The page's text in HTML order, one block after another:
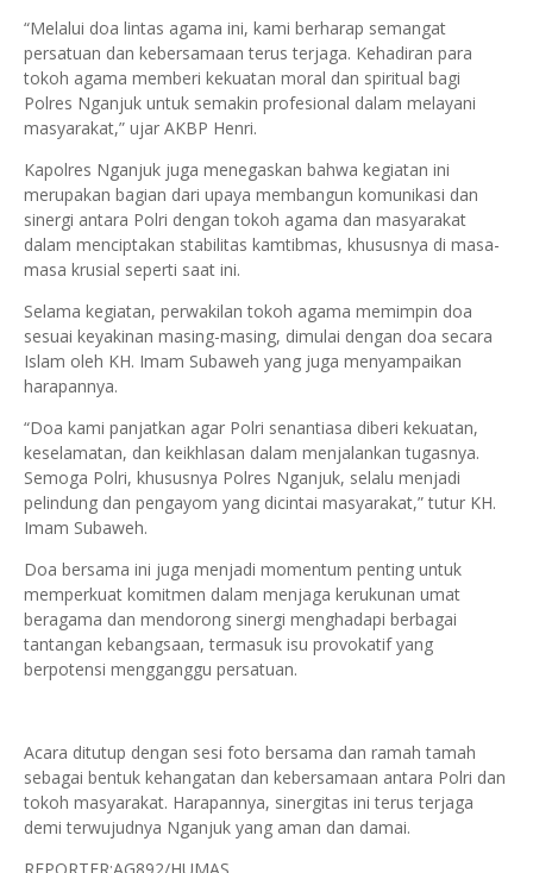
“Melalui doa lintas agama ini, kami berharap semangat
persatuan dan kebersamaan terus terjaga. Kehadiran para
tokoh agama memberi kekuatan moral dan spiritual bagi
Polres Nganjuk untuk semakin profesional dalam melayani
masyarakat,” ujar AKBP Henri.
Kapolres Nganjuk juga menegaskan bahwa kegiatan ini
merupakan bagian dari upaya membangun komunikasi dan
sinergi antara Polri dengan tokoh agama dan masyarakat
dalam menciptakan stabilitas kamtibmas, khususnya di masa-
masa krusial seperti saat ini.
Selama kegiatan, perwakilan tokoh agama memimpin doa
sesuai keyakinan masing-masing, dimulai dengan doa secara
Islam oleh KH. Imam Subaweh yang juga menyampaikan
harapannya.
“Doa kami panjatkan agar Polri senantiasa diberi kekuatan,
keselamatan, dan keikhlasan dalam menjalankan tugasnya.
Semoga Polri, khususnya Polres Nganjuk, selalu menjadi
pelindung dan pengayom yang dicintai masyarakat,” tutur KH.
Imam Subaweh.
Doa bersama ini juga menjadi momentum penting untuk
memperkuat komitmen dalam menjaga kerukunan umat
beragama dan mendorong sinergi menghadapi berbagai
tantangan kebangsaan, termasuk isu provokatif yang
berpotensi mengganggu persatuan.
Acara ditutup dengan sesi foto bersama dan ramah tamah
sebagai bentuk kehangatan dan kebersamaan antara Polri dan
tokoh masyarakat. Harapannya, sinergitas ini terus terjaga
demi terwujudnya Nganjuk yang aman dan damai.